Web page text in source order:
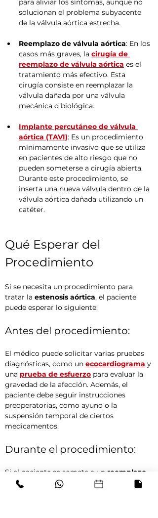
para aliviar los síntomas, aunque no
solucionan el problema subyacente
de la válvula aórtica estrecha.
Reemplazo de válvula aórtica: En los
casos más graves, la cirugía de
reemplazo de válvula aórtica es el
tratamiento más efectivo. Esta
cirugía consiste en reemplazar la
válvula dañada por una válvula
mecánica o biológica.
Implante percutáneo de válvula
aórtica (TAVI): Es un procedimiento
mínimamente invasivo que se utiliza
en pacientes de alto riesgo que no
pueden someterse a cirugía abierta.
Durante este procedimiento, se
inserta una nueva válvula dentro de la
válvula aórtica dañada utilizando un
catéter.
Qué Esperar del
Procedimiento
Si se necesita un procedimiento para
tratar la estenosis aórtica, el paciente
puede esperar lo siguiente:
Antes del procedimiento:
El médico puede solicitar varias pruebas
diagnósticas, como un ecocardiograma y
una prueba de esfuerzo para evaluar la
gravedad de la afección. Además, el
paciente debe seguir instrucciones
preoperatorias, como ayuno o la
suspensión temporal de ciertos
medicamentos.
Durante el procedimiento:
Si el paciente se somete a un reemplazo
de válvula aórtica
TAVI
, será llevado